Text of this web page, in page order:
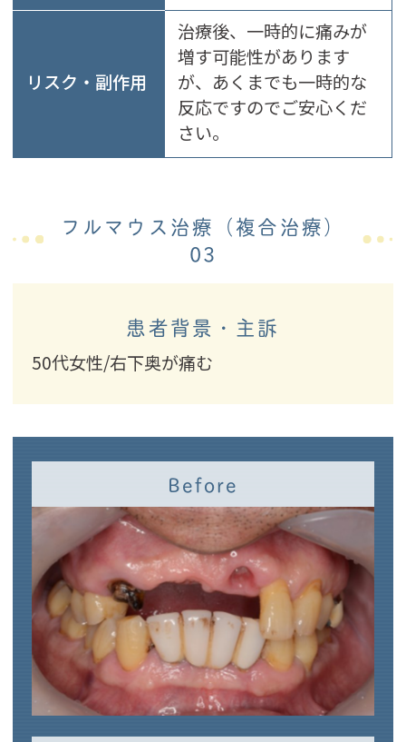
リスク・副作用
治療後、一時的に痛みが
増す可能性があります
が、あくまでも一時的な
反応ですのでご安心くだ
さい。
フルマウス治療（複合治療）
03
患者背景・主訴
50代女性/右下奥が痛む
Before